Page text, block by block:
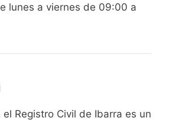
lunes a viernes de 09:00 a
Registro Civil de Ibarra es un